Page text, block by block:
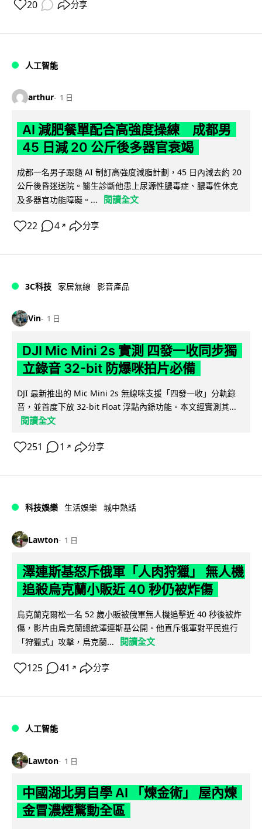
20 分享
人工智能
arthur 1 日
AI 減肥餐單配合高強度操練 成都男
45 日減 20 公斤後多器官衰竭
成都一名男子跟隨 AI 制訂高強度減脂計劃，45 日內減去約 20
公斤後昏迷送院。醫生診斷他患上尿源性膿毒症、膿毒性休克
及多器官功能障礙。...
閱讀全文
22 4 ↗ 分享
3C科技 家居無線 影音產品
Vin 1 日
DJI Mic Mini 2s 實測 四發一收同步獨
立錄音 32-bit 防爆咪拍片必備
DJI 最新推出的 Mic Mini 2s 無線咪支援「四發一收」分軌錄
音，並首度下放 32-bit Float 浮點內錄功能。本文經實測其...
閱讀全文
251 1 ↗ 分享
科技娛樂 生活娛樂 城中熱話
Lawton 1 日
澤連斯基怒斥俄軍「人肉狩獵」 無人機
追殺烏克蘭小販近 40 秒仍被炸傷
烏克蘭克爾松一名 52 歲小販被俄軍無人機追擊近 40 秒後被炸
傷，影片由烏克蘭總統澤連斯基公開。他直斥俄軍對平民進行
「狩獵式」攻擊，烏克蘭...
閱讀全文
125 41 ↗ 分享
人工智能
Lawton 1 日
中國湖北男自學 AI 「煉金術」 屋內煉
金冒濃煙驚動全區